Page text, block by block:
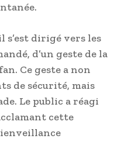
dirigé vers les
d’un geste de la
Ce geste a non
de sécurité, mais
Le public a réagi
cette